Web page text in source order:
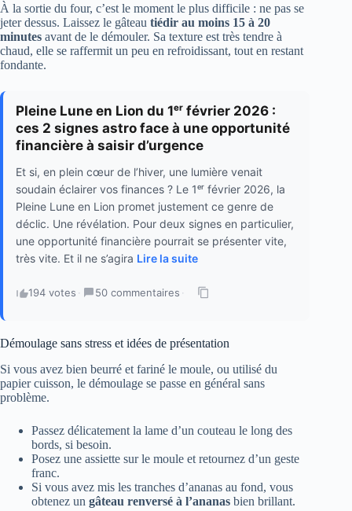
À la sortie du four, c’est le moment le plus difficile : ne pas se
jeter dessus. Laissez le gâteau tiédir au moins 15 à 20
minutes avant de le démouler. Sa texture est très tendre à
chaud, elle se raffermit un peu en refroidissant, tout en restant
fondante.
Pleine Lune en Lion du 1ᵉʳ février 2026 :
ces 2 signes astro face à une opportunité
financière à saisir d’urgence
Et si, en plein cœur de l’hiver, une lumière venait
soudain éclairer vos finances ? Le 1ᵉʳ février 2026, la
Pleine Lune en Lion promet justement ce genre de
déclic. Une révélation. Pour deux signes en particulier,
une opportunité financière pourrait se présenter vite,
très vite. Et il ne s’agira Lire la suite
194 votes · 50 commentaires ·
Démoulage sans stress et idées de présentation
Si vous avez bien beurré et fariné le moule, ou utilisé du
papier cuisson, le démoulage se passe en général sans
problème.
Passez délicatement la lame d’un couteau le long des
bords, si besoin.
Posez une assiette sur le moule et retournez d’un geste
franc.
Si vous avez mis les tranches d’ananas au fond, vous
obtenez un gâteau renversé à l’ananas bien brillant.